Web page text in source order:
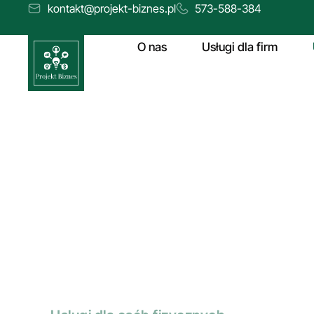
kontakt@projekt-biznes.pl 573-588-384
O nas Usługi dla firm